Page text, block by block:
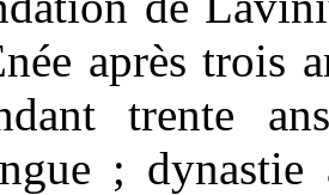
après trois
trente
; dynastie